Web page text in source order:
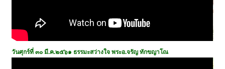
วันศุกร์ที่ ๓๐ มี.ค.๒๕๖๑ ธรรมะสว่างใจ พระอ.จรัญ ทักขญาโณ